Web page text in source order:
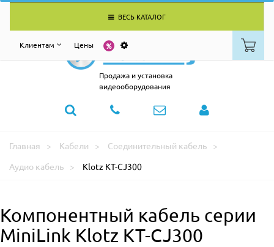
ВЕСЬ КАТАЛОГ
Клиентам Цены
Продажа и установка
видеооборудования
Главная Кабели
Соединительный кабель
Аудио кабель
Klotz KT-CJ300
Компонентный кабель серии
MiniLink Klotz KT-CJ300